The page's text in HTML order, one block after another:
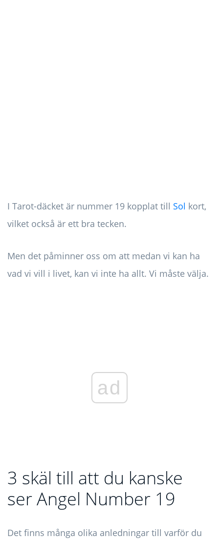
I Tarot-däcket är nummer 19 kopplat till Sol kort,
vilket också är ett bra tecken.
Men det påminner oss om att medan vi kan ha
vad vi vill i livet, kan vi inte ha allt. Vi måste välja.
ad
3 skäl till att du kanske
ser Angel Number 19
Det finns många olika anledningar till varför du